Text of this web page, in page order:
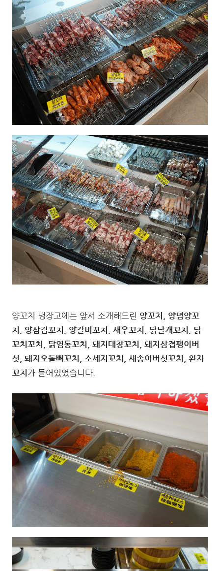
양꼬치 냉장고에는 앞서 소개해드린 양꼬치, 양념양꼬
치, 양삼겹꼬치, 양갈비꼬치, 새우꼬치, 닭날개꼬치, 닭
꼬치꼬치, 닭염통꼬치, 돼지대창꼬치, 돼지삼겹팽이버
섯, 돼지오돌뼈꼬치, 소세지꼬치, 새송이버섯꼬치, 완자
꼬치 가 들어있었습니다.